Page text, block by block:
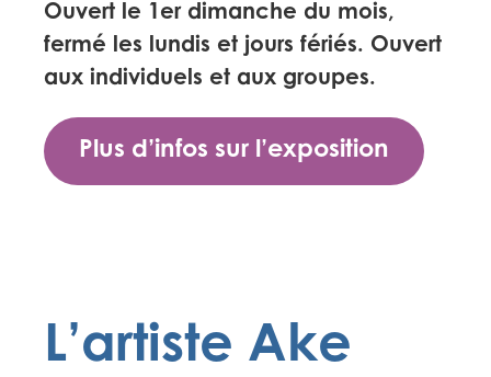
Ouvert le 1er dimanche du mois,
fermé les lundis et jours fériés. Ouvert
aux individuels et aux groupes.
Plus d’infos sur l’exposition
L’artiste Ake